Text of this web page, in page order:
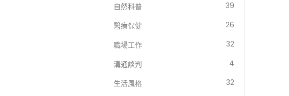
自然科普
39
醫療保健
26
職場工作
32
溝通談判
4
生活風格
32